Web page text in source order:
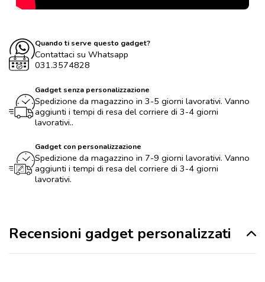
Quando ti serve questo gadget?
Contattaci su Whatsapp
031.3574828
Gadget senza personalizzazione
Spedizione da magazzino in 3-5 giorni lavorativi. Vanno
aggiunti i tempi di resa del corriere di 3-4 giorni
lavorativi..
Gadget con personalizzazione
Spedizione da magazzino in 7-9 giorni lavorativi. Vanno
aggiunti i tempi di resa del corriere di 3-4 giorni
lavorativi.
Recensioni gadget personalizzati